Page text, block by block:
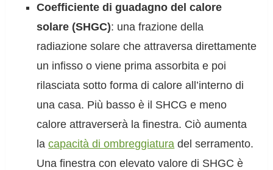
Coefficiente di guadagno del calore
solare (SHGC): una frazione della
radiazione solare che attraversa direttamente
un infisso o viene prima assorbita e poi
rilasciata sotto forma di calore all’interno di
una casa. Più basso è il SHCG e meno
calore attraverserà la finestra. Ciò aumenta
lacapacità di ombreggiatura del serramento.
Una finestra con elevato valore di SHGC è